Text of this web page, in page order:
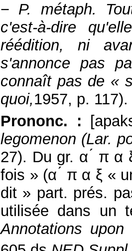
− P. métaph.
c'est-à-dire
réédition, ni
s'annonce pas
connaît pas de «
quoi,1957, p. 117).
Prononc. :
legomenon (Lar.
27). Du gr. α ́ π α
fois » (α ́ π α ξ «
dit » part. prés.
utilisée dans un
Annotations